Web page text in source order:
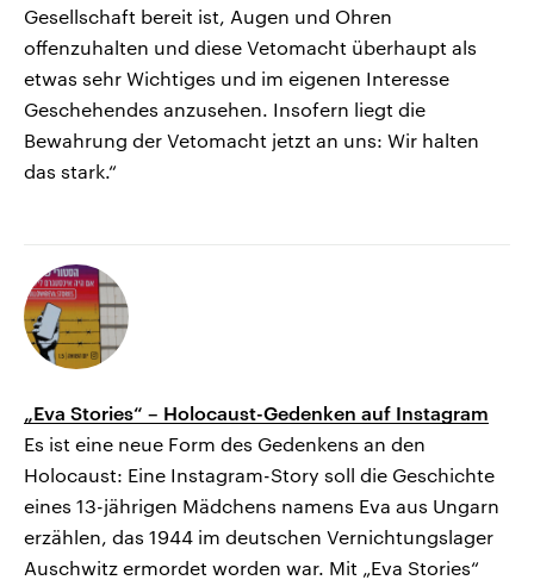
Gesellschaft bereit ist, Augen und Ohren
offenzuhalten und diese Vetomacht überhaupt als
etwas sehr Wichtiges und im eigenen Interesse
Geschehendes anzusehen. Insofern liegt die
Bewahrung der Vetomacht jetzt an uns: Wir halten
das stark.“
„Eva Stories“ – Holocaust-Gedenken auf Instagram
Es ist eine neue Form des Gedenkens an den
Holocaust: Eine Instagram-Story soll die Geschichte
eines 13-jährigen Mädchens namens Eva aus Ungarn
erzählen, das 1944 im deutschen Vernichtungslager
Auschwitz ermordet worden war. Mit „Eva Stories“